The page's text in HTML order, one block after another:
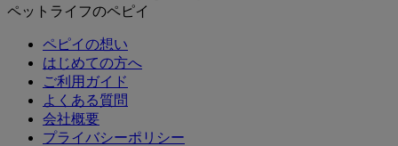
ペットライフのペピイ
ペピイの想い
はじめての方へ
ご利用ガイド
よくある質問
会社概要
プライバシーポリシー